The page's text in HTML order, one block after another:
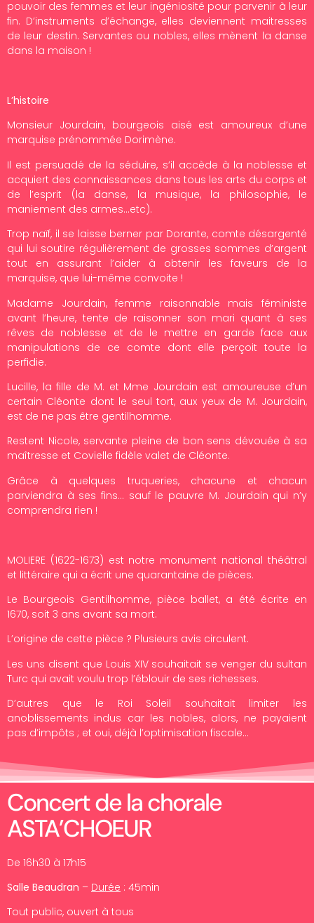
pouvoir des femmes et leur ingéniosité pour parvenir à leur
fin. D’instruments d’échange, elles deviennent maitresses
de leur destin. Servantes ou nobles, elles mènent la danse
dans la maison !
L’histoire
Monsieur Jourdain, bourgeois aisé est amoureux d’une
marquise prénommée Dorimène.
Il est persuadé de la séduire, s’il accède à la noblesse et
acquiert des connaissances dans tous les arts du corps et
de l’esprit (la danse, la musique, la philosophie, le
maniement des armes…etc).
Trop naïf, il se laisse berner par Dorante, comte désargenté
qui lui soutire régulièrement de grosses sommes d’argent
tout en assurant l’aider à obtenir les faveurs de la
marquise, que lui-même convoite !
Madame Jourdain, femme raisonnable mais féministe
avant l’heure, tente de raisonner son mari quant à ses
rêves de noblesse et de le mettre en garde face aux
manipulations de ce comte dont elle perçoit toute la
perfidie.
Lucille, la fille de M. et Mme Jourdain est amoureuse d’un
certain Cléonte dont le seul tort, aux yeux de M. Jourdain,
est de ne pas être gentilhomme.
Restent Nicole, servante pleine de bon sens dévouée à sa
maîtresse et Covielle fidèle valet de Cléonte.
Grâce à quelques truqueries, chacune et chacun
parviendra à ses fins… sauf le pauvre M. Jourdain qui n’y
comprendra rien !
MOLIERE (1622-1673) est notre monument national théâtral
et littéraire qui a écrit une quarantaine de pièces.
Le Bourgeois Gentilhomme, pièce ballet, a été écrite en
1670, soit 3 ans avant sa mort.
L’origine de cette pièce ? Plusieurs avis circulent.
Les uns disent que Louis XIV souhaitait se venger du sultan
Turc qui avait voulu trop l’éblouir de ses richesses.
D’autres que le Roi Soleil souhaitait limiter les
anoblissements indus car les nobles, alors, ne payaient
pas d’impôts ; et oui, déjà l’optimisation fiscale…
Concert de la chorale
ASTA’CHOEUR
De 16h30 à 17h15
Salle Beaudran – Durée : 45min
Tout public, ouvert à tous